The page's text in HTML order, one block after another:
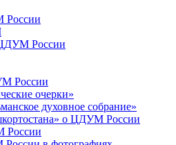
России
России
очерки»
духовное собрание»
о ЦДУМ России
России